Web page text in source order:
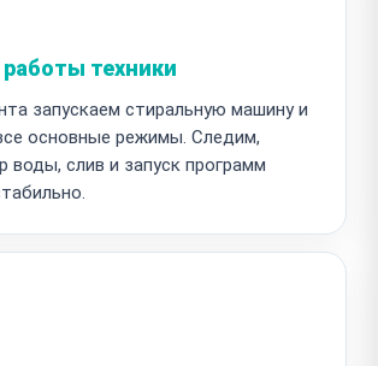
техники
запускаем стиральную машину и
основные режимы. Следим,
воды, слив и запуск программ